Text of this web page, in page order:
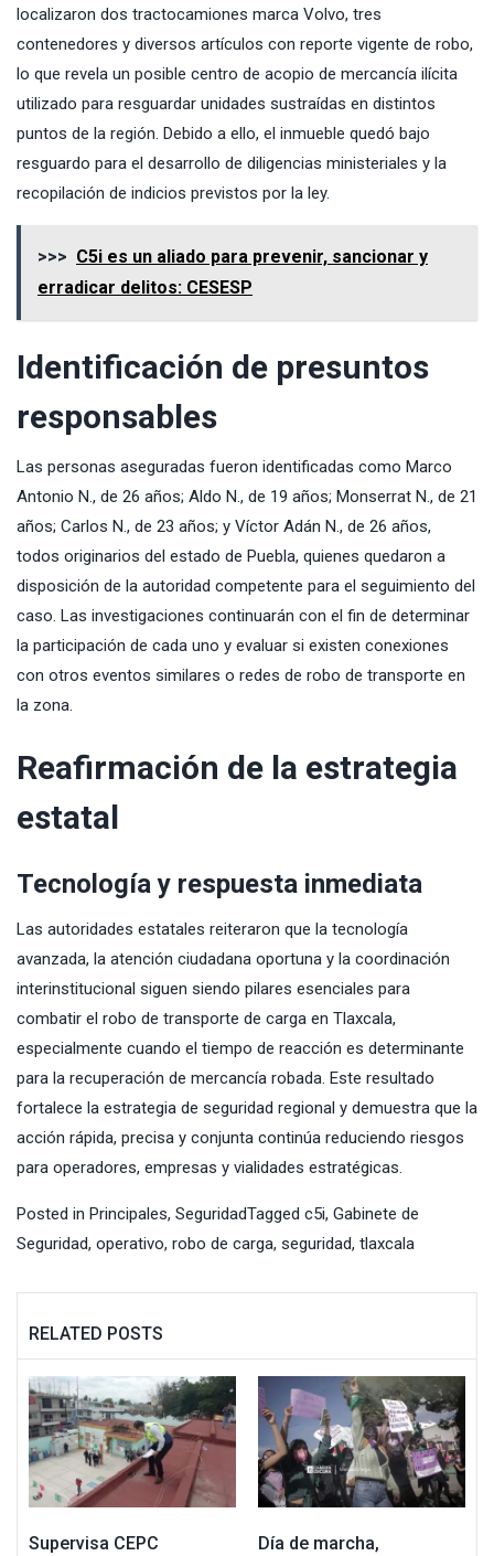
localizaron dos tractocamiones marca Volvo, tres
contenedores y diversos artículos con reporte vigente de robo,
lo que revela un posible centro de acopio de mercancía ilícita
utilizado para resguardar unidades sustraídas en distintos
puntos de la región. Debido a ello, el inmueble quedó bajo
resguardo para el desarrollo de diligencias ministeriales y la
recopilación de indicios previstos por la ley.
>>> C5i es un aliado para prevenir, sancionar y
erradicar delitos: CESESP
Identificación de presuntos
responsables
Las personas aseguradas fueron identificadas como Marco
Antonio N., de 26 años; Aldo N., de 19 años; Monserrat N., de 21
años; Carlos N., de 23 años; y Víctor Adán N., de 26 años,
todos originarios del estado de Puebla, quienes quedaron a
disposición de la autoridad competente para el seguimiento del
caso. Las investigaciones continuarán con el fin de determinar
la participación de cada uno y evaluar si existen conexiones
con otros eventos similares o redes de robo de transporte en
la zona.
Reafirmación de la estrategia
estatal
Tecnología y respuesta inmediata
Las autoridades estatales reiteraron que la tecnología
avanzada, la atención ciudadana oportuna y la coordinación
interinstitucional siguen siendo pilares esenciales para
combatir el robo de transporte de carga en Tlaxcala,
especialmente cuando el tiempo de reacción es determinante
para la recuperación de mercancía robada. Este resultado
fortalece la estrategia de seguridad regional y demuestra que la
acción rápida, precisa y conjunta continúa reduciendo riesgos
para operadores, empresas y vialidades estratégicas.
Posted in Principales, SeguridadTagged c5i, Gabinete de
Seguridad, operativo, robo de carga, seguridad, tlaxcala
RELATED POSTS
Supervisa CEPC
Día de marcha,